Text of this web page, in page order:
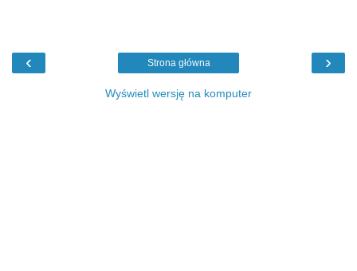
‹ ›
Strona główna
Wyświetl wersję na komputer